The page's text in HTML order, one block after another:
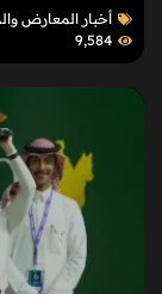
أخبار المعارض
9٬584